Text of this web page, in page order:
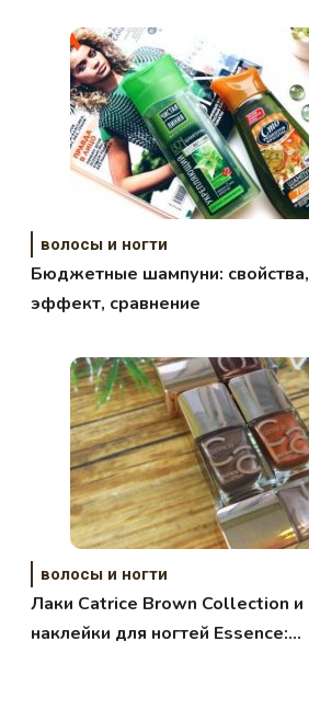
волосы и ногти
Бюджетные шампуни: свойства,
эффект, сравнение
волосы и ногти
Лаки Catrice Brown Collection и
наклейки для ногтей Essence: